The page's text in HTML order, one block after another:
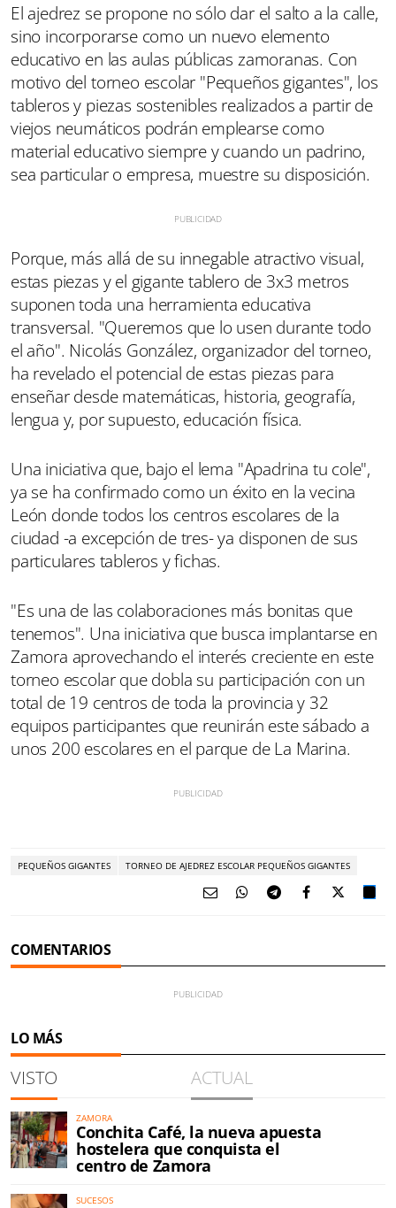
El ajedrez se propone no sólo dar el salto a la calle,
sino incorporarse como un nuevo elemento
educativo en las aulas públicas zamoranas. Con
motivo del torneo escolar "Pequeños gigantes", los
tableros y piezas sostenibles realizados a partir de
viejos neumáticos podrán emplearse como
material educativo siempre y cuando un padrino,
sea particular o empresa, muestre su disposición.
Porque, más allá de su innegable atractivo visual,
estas piezas y el gigante tablero de 3x3 metros
suponen toda una herramienta educativa
transversal. "Queremos que lo usen durante todo
el año". Nicolás González, organizador del torneo,
ha revelado el potencial de estas piezas para
enseñar desde matemáticas, historia, geografía,
lengua y, por supuesto, educación física.
Una iniciativa que, bajo el lema "Apadrina tu cole",
ya se ha confirmado como un éxito en la vecina
León donde todos los centros escolares de la
ciudad -a excepción de tres- ya disponen de sus
particulares tableros y fichas.
"Es una de las colaboraciones más bonitas que
tenemos". Una iniciativa que busca implantarse en
Zamora aprovechando el interés creciente en este
torneo escolar que dobla su participación con un
total de 19 centros de toda la provincia y 32
equipos participantes que reunirán este sábado a
unos 200 escolares en el parque de La Marina.
PEQUEÑOS GIGANTES TORNEO DE AJEDREZ ESCOLAR PEQUEÑOS GIGANTES
COMENTARIOS
LO MÁS
VISTO ACTUAL
ZAMORA
Conchita Café, la nueva apuesta
hostelera que conquista el
centro de Zamora
SUCESOS